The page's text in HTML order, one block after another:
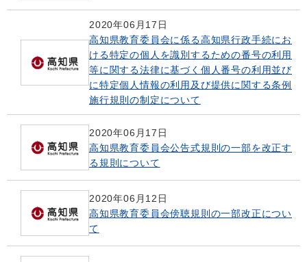
2020年06月17日
高知県教育委員会に係る高知県行政手続にお
ける特定の個人を識別するための番号の利用
等に関する法律に基づく個人番号の利用並び
に特定個人情報の利用及び提供に関する条例
施行規則の制定について
2020年06月17日
高知県教育委員会公告式規則の一部を改正す
る規則について
2020年06月12日
高知県教育委員会傍聴規則の一部改正につい
て